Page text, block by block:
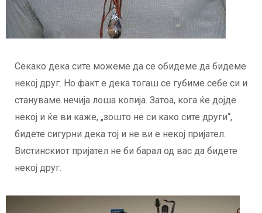
Секако дека сите можеме да се обидеме да бидеме
некој друг. Но факт е дека тогаш се губиме себе си и
стануваме нечија лоша копија. Затоа, кога ќе дојде
некој и ќе ви каже, „зошто не си како сите други“,
бидете сигурни дека тој и не ви е некој пријател.
Вистинскиот пријател не би барал од вас да бидете
некој друг.